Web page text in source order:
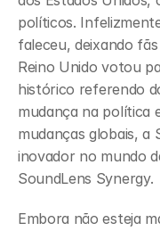
políticos.
faleceu, deixando
Reino Unido votou
histórico referendo
mudança na política
mudanças globais, a
inovador no mundo
SoundLens Synergy.
Embora não esteja